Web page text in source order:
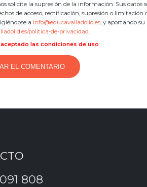
solicite la supresión de la información. Sus
de acceso, rectificación, supresión o
a info@educavalladolid.es, y aportando
politica-de-privacidad.
aceptado las condiciones de uso
808